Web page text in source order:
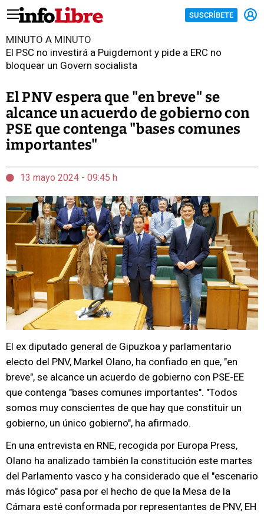
SUSCRÍBETE
MINUTO A MINUTO
El PSC no investirá a Puigdemont y pide a ERC no
bloquear un Govern socialista
El PNV espera que "en breve" se
alcance un acuerdo de gobierno con
PSE que contenga "bases comunes
importantes"
13 mayo 2024 - 09:45 h
El ex diputado general de Gipuzkoa y parlamentario
electo del PNV, Markel Olano, ha confiado en que, "en
breve", se alcance un acuerdo de gobierno con PSE-EE
que contenga "bases comunes importantes". "Todos
somos muy conscientes de que hay que constituir un
gobierno, un único gobierno", ha afirmado.
En una entrevista en RNE, recogida por Europa Press,
Olano ha analizado también la constitución este martes
del Parlamento vasco y ha considerado que el "escenario
más lógico" pasa por el hecho de que la Mesa de la
Cámara esté conformada por representantes de PNV, EH